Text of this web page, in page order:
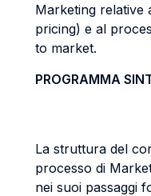
Marketing relative
pricing) e al
to market.
PROGRAMMA
La struttura del
processo di
nei suoi passaggi